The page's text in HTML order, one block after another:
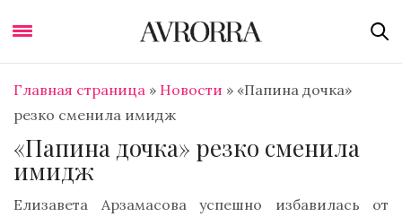
Главная страница » Новости » «Папина дочка»
резко сменила имидж
«Папина дочка» резко сменила
имидж
Елизавета Арзамасова успешно избавилась от